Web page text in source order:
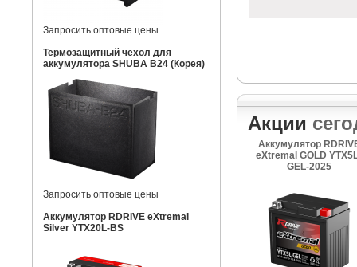
Запросить оптовые цены
Термозащитный чехол для
аккумулятора SHUBA B24 (Корея)
Запросить оптовые цены
Аккумулятор RDRIVE eXtremal
Silver YTX20L-BS
Акции
Аккумулятор
eXtremal GOLD
GEL-2025